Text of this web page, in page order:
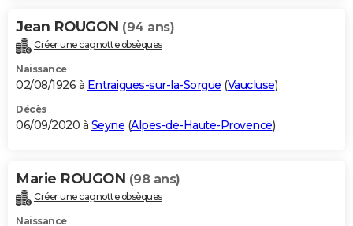
Jean ROUGON (94 ans)
Créer une cagnotte obsèques
Naissance
02/08/1926 à Entraigues-sur-la-Sorgue (Vaucluse)
Décès
06/09/2020 à Seyne (Alpes-de-Haute-Provence)
Marie ROUGON (98 ans)
Créer une cagnotte obsèques
Naissance